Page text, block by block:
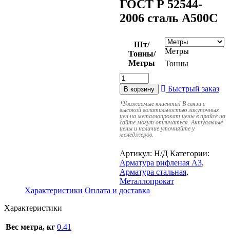
ГОСТ Р 52544-
2006 сталь А500С
Шт/
Тонны/
Метры
Метры
Тонны
В корзину Быстрый заказ
*Уважаемые клиенты! В связи с
высокой волатильностью закупочных
цен на металлопрокат цены в прайсе на
сайте могут отличаться. Актуальные
цены и наличие уточняйте у
менеджеров.
Артикул: Н/Д Категории:
Арматура рифленая А3,
Арматура стальная,
Металлопрокат
Характеристики Оплата и доставка
Характеристики
Вес метра, кг 0.41